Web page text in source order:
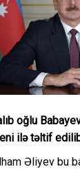
oğlu
ilə təltif
Əliyev bu